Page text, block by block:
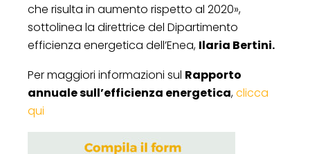
che risulta in aumento rispetto al 2020»,
sottolinea la direttrice del Dipartimento
efficienza energetica dell’Enea, Ilaria Bertini.
Per maggiori informazioni sul Rapporto
annuale sull’efficienza energetica,clicca
qui